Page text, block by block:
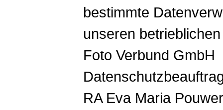
bestimmte
unseren
Foto Verbund GmbH
RA Eva Maria Pouwer